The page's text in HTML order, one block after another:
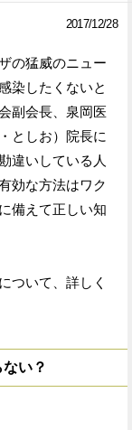
ェ
ア
す
る
2017/12/28
の猛威のニュー
染したくないと
副会長、泉岡医
としお）院長に
違いしている人
効な方法はワク
備えて正しい知
ついて、詳しく
い？